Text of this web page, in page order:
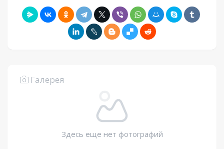
Галерея
Здесь еще нет фотографий